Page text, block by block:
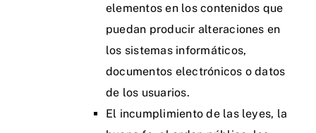
elementos en los contenidos que
puedan producir alteraciones en
los sistemas informáticos,
documentos electrónicos o datos
de los usuarios.
El incumplimiento de las leyes, la